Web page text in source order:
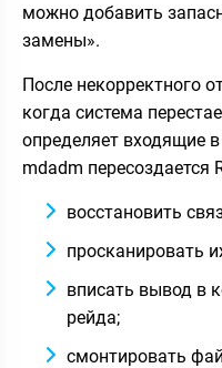
можно добавить
замены».
После некорректного
когда система
определяет входящие
mdadm пересоздается
восстановить
просканировать
вписать вывод в
рейда;
смонтировать